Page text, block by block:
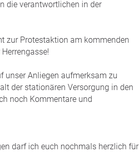
die verantwortlichen in der
zur Protestaktion am kommenden
unser Anliegen aufmerksam zu
der stationären Versorgung in den
noch Kommentare und
darf ich euch nochmals herzlich für